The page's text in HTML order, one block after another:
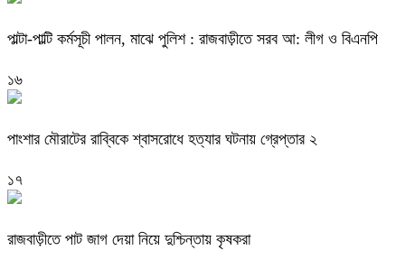
পাল্টা-পাল্টি কর্মসূচী পালন, মাঝে পুলিশ : রাজবাড়ীতে সরব আ: লীগ ও বিএনপি
১৬
পাংশার মৌরাটের রাব্বিকে শ্বাসরোধে হত্যার ঘটনায় গ্রেপ্তার ২
১৭
রাজবাড়ীতে পাট জাগ দেয়া নিয়ে দুশ্চিন্তায় কৃষকরা